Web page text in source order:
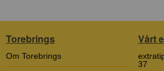
Torebrings
Om Torebrings
Vårt
37